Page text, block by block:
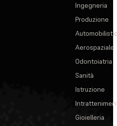
Ingegneria
Produzione
Aerospaziale
Odontoiatria
Sanità
Istruzione
Gioielleria